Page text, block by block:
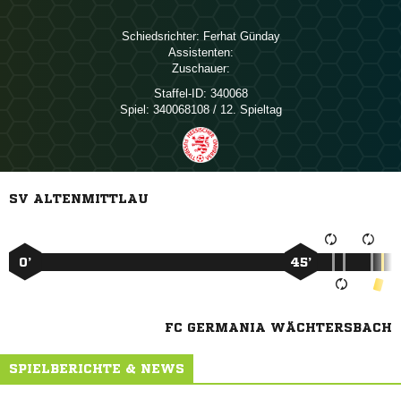
Schiedsrichter:  
Assistenten:
Zuschauer:
Staffel-ID: 340068
Spiel: 340068108 / 12. Spieltag
SV ALTENMITTLAU
0’ 45’
FC GERMANIA WÄCHTERSBACH
SPIELBERICHTE & NEWS